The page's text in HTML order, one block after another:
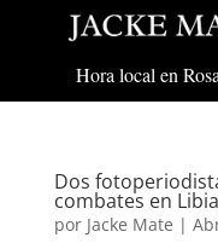
Hora local en
Dos
combates en Libia
por Jacke Mate |